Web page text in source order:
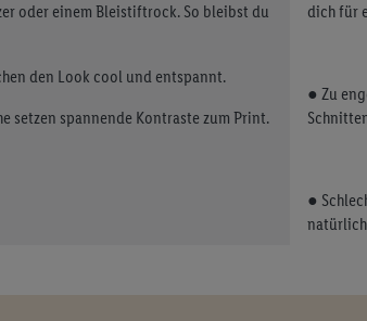
oder einem Bleistiftrock. So bleibst du
den Look cool und entspannt.
setzen spannende Kontraste zum Print.
dich für
● Zu
●